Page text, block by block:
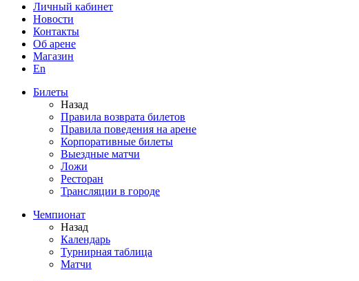
Личный кабинет
Новости
Контакты
Об арене
Магазин
En
Билеты
Назад
Правила возврата билетов
Правила поведения на арене
Корпоративные билеты
Выездные матчи
Ложи
Ресторан
Трансляции в городе
Чемпионат
Назад
Календарь
Турнирная таблица
Матчи